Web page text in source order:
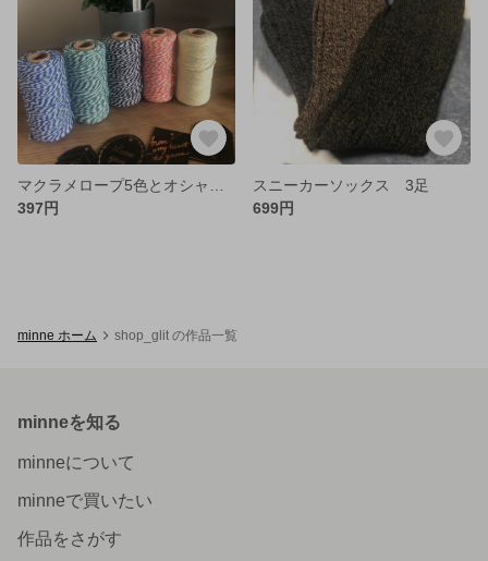
397円
スニーカーソックス 3足
699円
minne ホーム shop_glit の作品一覧
minneを知る
minneについて
minneで買いたい
作品をさがす